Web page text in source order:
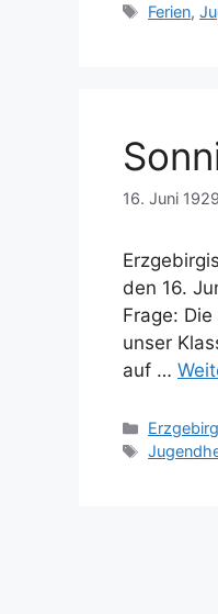
Ferien,
16. Juni 1929
den 16.
Frage:
unser
auf …